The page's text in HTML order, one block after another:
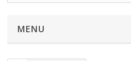
MENU